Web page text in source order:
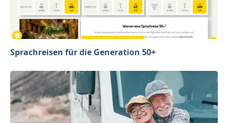
Sprachreisen für die Generation 50+